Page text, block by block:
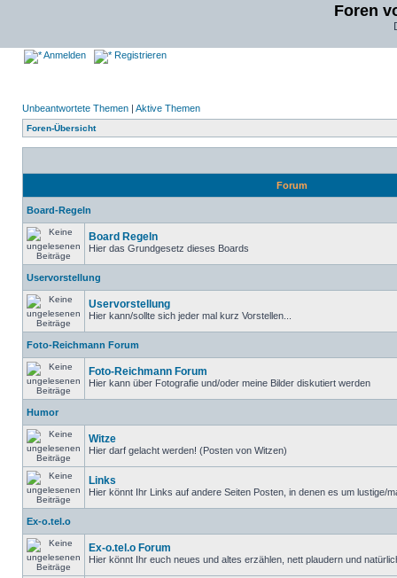
Foren
Anmelden Registrieren
Unbeantwortete Themen | Aktive Themen
Foren-Übersicht
Forum
Board-Regeln
Board Regeln
Hier das Grundgesetz dieses Boards
Uservorstellung
Uservorstellung
Hier kann/sollte sich jeder mal kurz Vorstellen...
Foto-Reichmann Forum
Foto-Reichmann Forum
Hier kann über Fotografie und/oder meine Bilder diskutiert werden
Humor
Witze
Hier darf gelacht werden! (Posten von Witzen)
Links
Hier könnt Ihr Links auf andere Seiten Posten, in denen es um lustige/
Ex-o.tel.o
Ex-o.tel.o Forum
Hier könnt Ihr euch neues und altes erzählen, nett plaudern und